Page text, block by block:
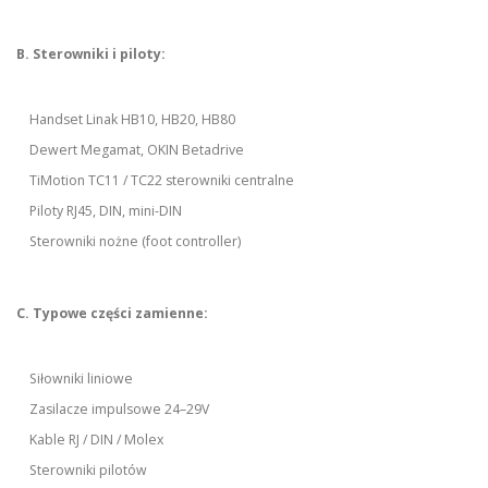
B. Sterowniki i piloty:
Handset Linak HB10, HB20, HB80
Dewert Megamat, OKIN Betadrive
TiMotion TC11 / TC22 sterowniki centralne
Piloty RJ45, DIN, mini-DIN
Sterowniki nożne (foot controller)
C. Typowe części zamienne:
Siłowniki liniowe
Zasilacze impulsowe 24–29V
Kable RJ / DIN / Molex
Sterowniki pilotów